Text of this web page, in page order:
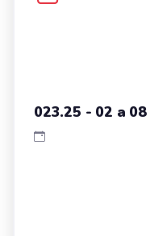
023.25 - 02 a